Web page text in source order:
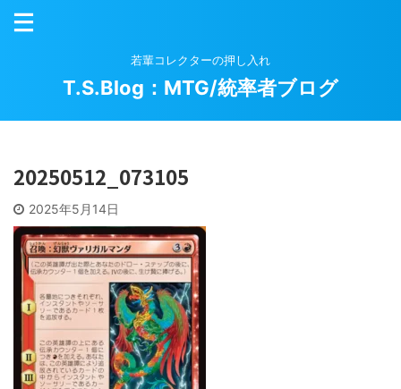
若輩コレクターの押し入れ
T.S.Blog：MTG/統率者ブログ
20250512_073105
2025年5月14日